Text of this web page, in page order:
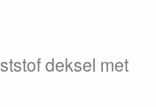
deksel met